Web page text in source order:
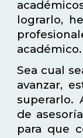
lograrlo,
académico.
Sea cual
avanzar,
superarlo.
de
para que